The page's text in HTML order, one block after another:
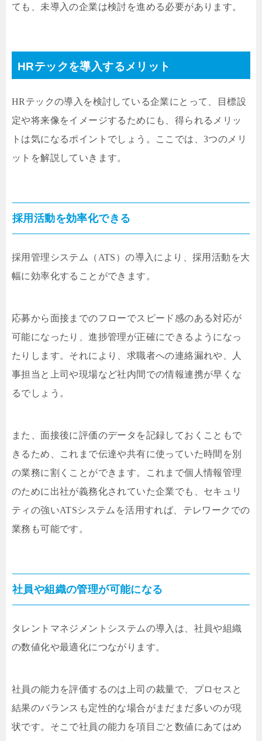
ても、未導入の企業は検討を進める必要があります。
HRテックを導入するメリット
HRテックの導入を検討している企業にとって、目標設
定や将来像をイメージするためにも、得られるメリッ
トは気になるポイントでしょう。ここでは、3つのメリ
ットを解説していきます。
採用活動を効率化できる
採用管理システム（ATS）の導入により、採用活動を大
幅に効率化することができます。
応募から面接までのフローでスピード感のある対応が
可能になったり、進捗管理が正確にできるようになっ
たりします。それにより、求職者への連絡漏れや、人
事担当と上司や現場など社内間での情報連携が早くな
るでしょう。
また、面接後に評価のデータを記録しておくこともで
きるため、これまで伝達や共有に使っていた時間を別
の業務に割くことができます。これまで個人情報管理
のために出社が義務化されていた企業でも、セキュリ
ティの強いATSシステムを活用すれば、テレワークでの
業務も可能です。
社員や組織の管理が可能になる
タレントマネジメントシステムの導入は、社員や組織
の数値化や最適化につながります。
社員の能力を評価するのは上司の裁量で、プロセスと
結果のバランスも定性的な場合がまだまだ多いのが現
状です。そこで社員の能力を項目ごと数値にあてはめ